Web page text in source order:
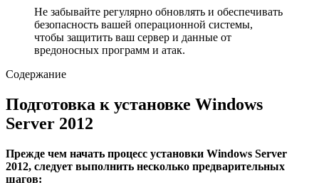
Не забывайте регулярно обновлять и обеспечивать
безопасность вашей операционной системы,
чтобы защитить ваш сервер и данные от
вредоносных программ и атак.
Содержание
Подготовка к установке Windows
Server 2012
Прежде чем начать процесс установки Windows Server
2012, следует выполнить несколько предварительных
шагов: